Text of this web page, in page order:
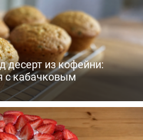
десерт из кофейни:
с кабачковым